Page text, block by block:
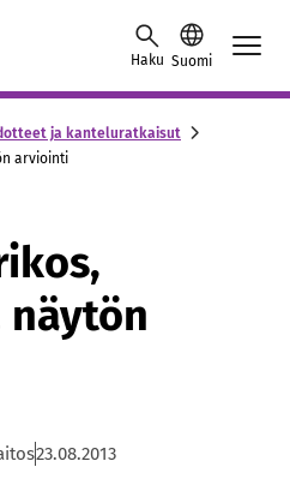
Haku Suomi
ja kanteluratkaisut
arviointi
23.08.2013